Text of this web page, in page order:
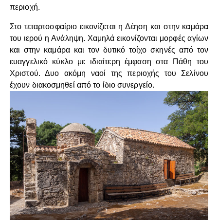
περιοχή.
Στο τεταρτοσφαίριο εικονίζεται η Δέηση και στην καμάρα
του ιερού η Ανάληψη. Χαμηλά εικονίζονται μορφές αγίων
και στην καμάρα και τον δυτικό τοίχο σκηνές από τον
ευαγγελικό κύκλο με ιδιαίτερη έμφαση στα Πάθη του
Χριστού. Δυο ακόμη ναοί της περιοχής του Σελίνου
έχουν διακοσμηθεί από το ίδιο συνεργείο.